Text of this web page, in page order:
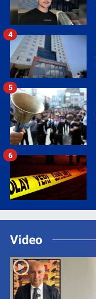
4
5
6
Video